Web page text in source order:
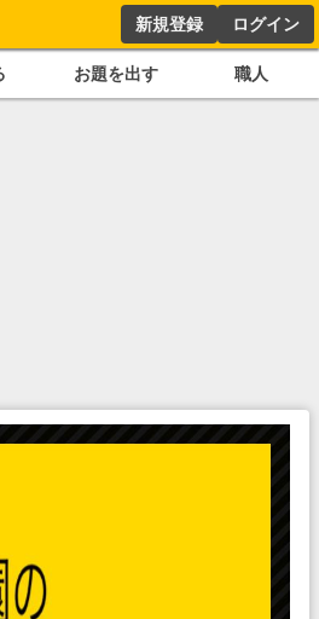
新規登録 ログイン
お題を出す 職人